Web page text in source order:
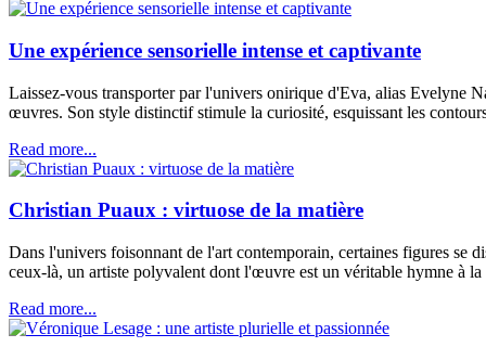
Une expérience sensorielle intense et captivante
Laissez-vous transporter par l'univers onirique d'Eva, alias Evelyne
œuvres. Son style distinctif stimule la curiosité, esquissant les
Read more...
Christian Puaux : virtuose de la matière
Dans l'univers foisonnant de l'art contemporain, certaines figures se
ceux-là, un artiste polyvalent dont l'œuvre est un véritable hymne à la
Read more...